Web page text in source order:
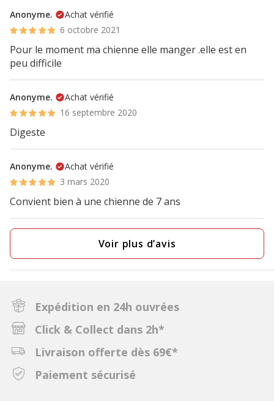
Anonyme.
Achat vérifié
6 octobre 2021
Pour le moment ma chienne elle manger .elle est en
peu difficile
Anonyme.
Achat vérifié
16 septembre 2020
Digeste
Anonyme.
Achat vérifié
3 mars 2020
Convient bien à une chienne de 7 ans
Voir plus d’avis
Expédition en 24h ouvrées
Click & Collect dans 2h*
Livraison offerte dès 69€*
Paiement sécurisé